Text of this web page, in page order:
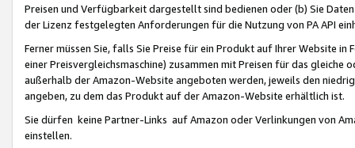
Preisen und Verfügbarkeit dargestellt sind bedienen oder (b) Sie
der Lizenz festgelegten Anforderungen für die Nutzung von PA API
Ferner müssen Sie, falls Sie Preise für ein Produkt auf Ihrer Website
einer Preisvergleichsmaschine) zusammen mit Preisen für das
außerhalb der Amazon-Website angeboten werden, jeweils den
angeben, zu dem das Produkt auf der Amazon-Website erhältlich ist.
Sie dürfen keine Partner-Links auf Amazon oder Verlinkungen von
einstellen.